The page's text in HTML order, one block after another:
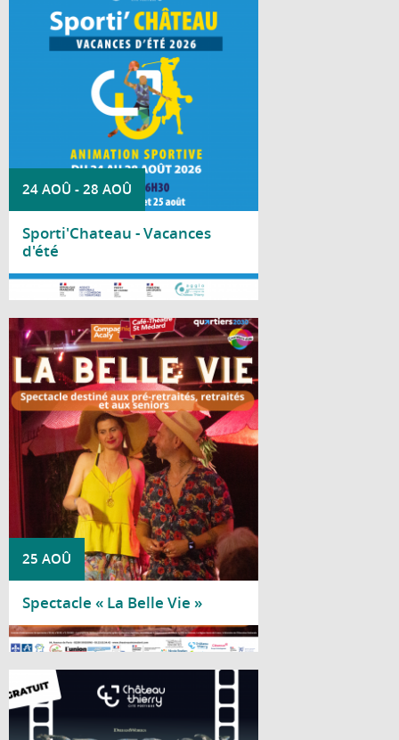
24 AOÛ -28 AOÛ
Sporti'Chateau - Vacances
d'été
Ville de Château-Thierry invite les jeunes à
découvrir durant deux jours une multitude
d'activités sportives dans le cadre de
Sporti'Château.
Lire la suite
25 AOÛ
Spectacle « La Belle Vie »
Le Centre social Nicole Bastien vous invite
à découvrir « La Belle Vie », un spectacle
de la Compagnie Acaly, spécialement
proposé aux pré-retraités, retraités et
seniors.
Lire la suite
Le château médiéval se transforme en
salle de cinéma à ciel ouvert le temps
d'une soirée estivale, le vendredi 28 août